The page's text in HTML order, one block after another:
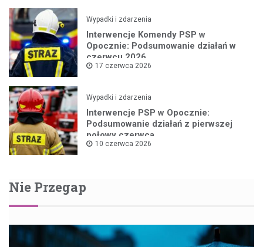
Wypadki i zdarzenia
Interwencje Komendy PSP w
Opocznie: Podsumowanie działań w
czerwcu 2026
17 czerwca 2026
Wypadki i zdarzenia
Interwencje PSP w Opocznie:
Podsumowanie działań z pierwszej
połowy czerwca
10 czerwca 2026
Nie Przegap